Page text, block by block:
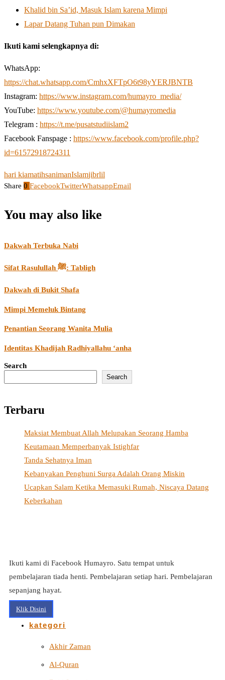
Khalid bin Sa’id, Masuk Islam karena Mimpi
Lapar Datang Tuhan pun Dimakan
Ikuti kami selengkapnya di:
WhatsApp:
https://chat.whatsapp.com/CmhxXFTpO6t98yYERJBNTB
Instagram: https://www.instagram.com/humayro_media/
YouTube: https://www.youtube.com/@humayromedia
Telegram : https://t.me/pusatstudiislam2
Facebook Fanspage : https://www.facebook.com/profile.php?
id=61572918724311
hari kiamatihsanimanIslamjibrlil
Share 0 FacebookTwitterWhatsappEmail
You may also like
Dakwah Terbuka Nabi
Sifat Rasulullah ﷺ: Tabligh
Dakwah di Bukit Shafa
Mimpi Memeluk Bintang
Penantian Seorang Wanita Mulia
Identitas Khadijah Radhiyallahu ‘anha
Search
Search
Terbaru
Maksiat Membuat Allah Melupakan Seorang Hamba
Keutamaan Memperbanyak Istighfar
Tanda Sehatnya Iman
Kebanyakan Penghuni Surga Adalah Orang Miskin
Ucapkan Salam Ketika Memasuki Rumah, Niscaya Datang
Keberkahan
Ikuti kami di Facebook Humayro. Satu tempat untuk
pembelajaran tiada henti. Pembelajaran setiap hari. Pembelajaran
sepanjang hayat.
Klik Disini
kategori
Akhir Zaman
Al-Quran